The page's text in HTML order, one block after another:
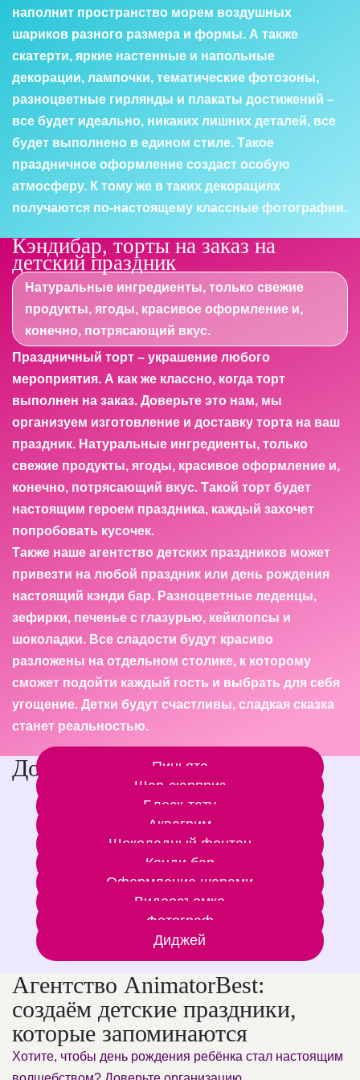
наполнит пространство морем воздушных
шариков разного размера и формы. А также
скатерти, яркие настенные и напольные
декорации, лампочки, тематические фотозоны,
разноцветные гирлянды и плакаты достижений –
все будет идеально, никаких лишних деталей, все
будет выполнено в едином стиле. Такое
праздничное оформление создаст особую
атмосферу. К тому же в таких декорациях
получаются по-настоящему классные фотографии.
Кэндибар, торты на заказ на
детский праздник
Натуральные ингредиенты, только свежие
продукты, ягоды, красивое оформление и,
конечно, потрясающий вкус.
Праздничный торт – украшение любого
мероприятия. А как же классно, когда торт
выполнен на заказ. Доверьте это нам, мы
организуем изготовление и доставку торта на ваш
праздник. Натуральные ингредиенты, только
свежие продукты, ягоды, красивое оформление и,
конечно, потрясающий вкус. Такой торт будет
настоящим героем праздника, каждый захочет
попробовать кусочек.
Также наше агентство детских праздников может
привезти на любой праздник или день рождения
настоящий кэнди бар. Разноцветные леденцы,
зефирки, печенье с глазурью, кейкпопсы и
шоколадки. Все сладости будут красиво
разложены на отдельном столике, к которому
сможет подойти каждый гость и выбрать для себя
угощение. Детки будут счастливы, сладкая сказка
станет реальностью.
Дополнительные услуги
Пиньята
Шар-сюрприз
Блеск-тату
Аквагрим
Шоколадный фонтан
Кенди бар
Оформление шарами
Видеосъемка
Фотограф
Диджей
Агентство AnimatorBest:
создаём детские праздники,
которые запоминаются
Хотите, чтобы день рождения ребёнка стал настоящим